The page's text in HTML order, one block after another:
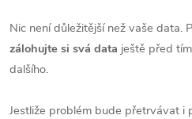
Nic není důležitější než vaše data.
zálohujte si svá data ještě před
dalšího.
Jestliže problém bude přetrvávat i